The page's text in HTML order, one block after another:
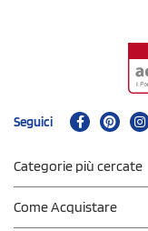
Seguici
Categorie più cercate
Come Acquistare